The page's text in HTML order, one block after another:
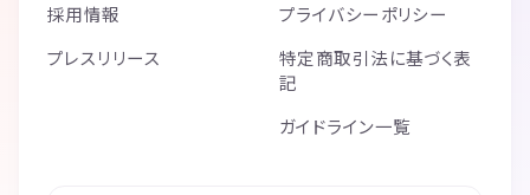
話が盛り上がる♬
採用情報
プレスリリース
プライバシーポリシー
特定商取引法に基づく表
記
ガイドライン一覧